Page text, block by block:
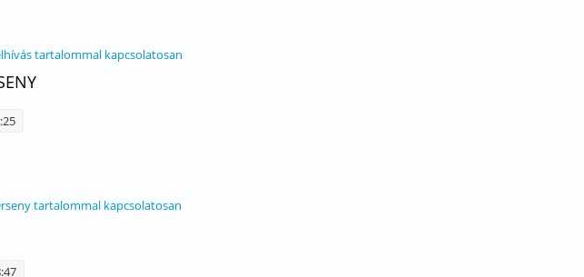
tartalommal kapcsolatosan
tartalommal kapcsolatosan